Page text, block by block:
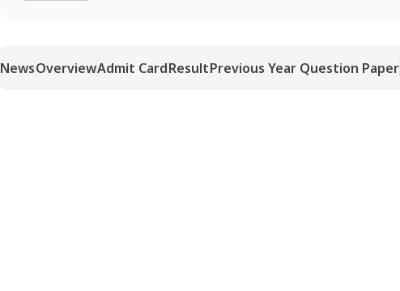
NewsOverviewAdmit CardResultPrevious Year Question Paper